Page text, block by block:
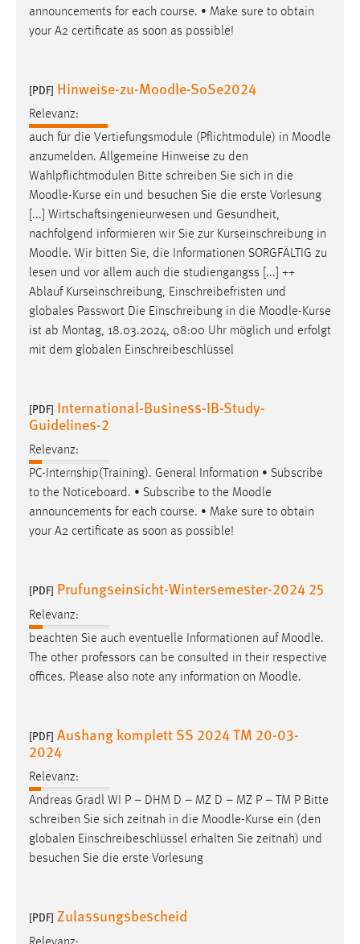
announcements for each course. • Make sure to obtain
your A2 certificate as soon as possible!
[PDF] Hinweise-zu-Moodle-SoSe2024
Relevanz:
auch für die Vertiefungsmodule (Pflichtmodule) in Moodle
anzumelden. Allgemeine Hinweise zu den
Wahlpflichtmodulen Bitte schreiben Sie sich in die
Moodle-Kurse ein und besuchen Sie die erste Vorlesung
[...] Wirtschaftsingenieurwesen und Gesundheit,
nachfolgend informieren wir Sie zur Kurseinschreibung in
Moodle. Wir bitten Sie, die Informationen SORGFÄLTIG zu
lesen und vor allem auch die studiengangss [...] ++
Ablauf Kurseinschreibung, Einschreibefristen und
globales Passwort Die Einschreibung in die Moodle-Kurse
ist ab Montag, 18.03.2024, 08:00 Uhr möglich und erfolgt
mit dem globalen Einschreibeschlüssel
[PDF] International-Business-IB-Study-
Guidelines-2
Relevanz:
PC-Internship(Training). General Information • Subscribe
to the Noticeboard. • Subscribe to the Moodle
announcements for each course. • Make sure to obtain
your A2 certificate as soon as possible!
[PDF] Prufungseinsicht-Wintersemester-2024 25
Relevanz:
beachten Sie auch eventuelle Informationen auf Moodle.
The other professors can be consulted in their respective
offices. Please also note any information on Moodle.
[PDF] Aushang komplett SS 2024 TM 20-03-
2024
Relevanz:
Andreas Gradl WI P – DHM D – MZ D – MZ P – TM P Bitte
schreiben Sie sich zeitnah in die Moodle-Kurse ein (den
globalen Einschreibeschlüssel erhalten Sie zeitnah) und
besuchen Sie die erste Vorlesung
[PDF] Zulassungsbescheid